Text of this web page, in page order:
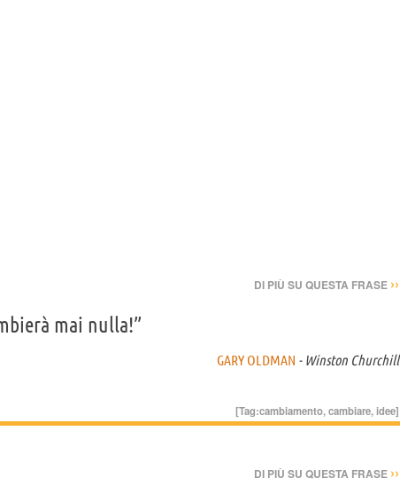
DI PIÙ SU QUESTA FRASE ››
mai nulla!”
GARY OLDMAN - Winston Churchill
[Tag:cambiamento,cambiare,idee]
DI PIÙ SU QUESTA FRASE ››